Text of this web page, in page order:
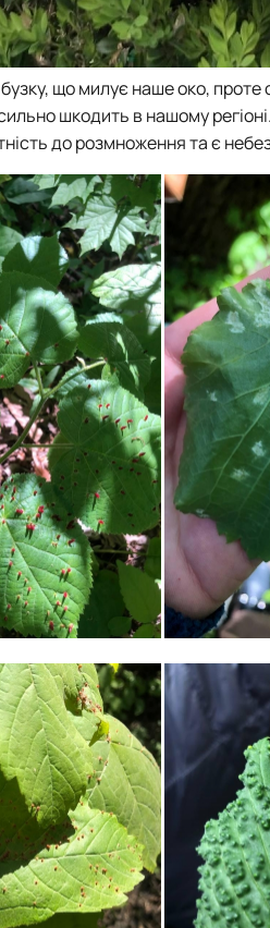
бузку, що милує наше око,
шкодить в нашому
до розмноження та є